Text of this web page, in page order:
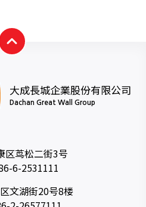
大成長城企業股份有限公司
Dachan Great Wall Group
区茑松二街3号
6-2531111
文湖街20号8楼